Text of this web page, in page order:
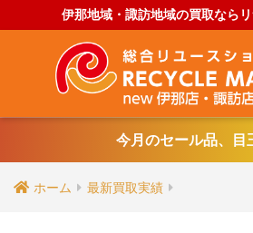
伊那地域・諏訪地域の買取なら
今月のセール品、目
ホーム 最新買取実績